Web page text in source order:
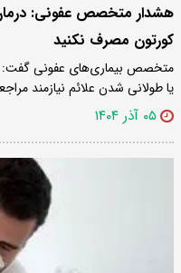
هشدار متخصص عفونی: درمان
کورتون مصرف نکنید
یا طولانی شدن علائم نیازمند
۰۵ آذر ۱۴۰۴